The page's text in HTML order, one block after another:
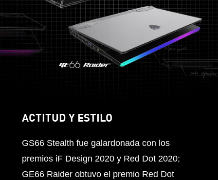
ACTITUD Y ESTILO
GS66 Stealth fue galardonada con los
premios iF Design 2020 y Red Dot 2020;
GE66 Raider obtuvo el premio Red Dot